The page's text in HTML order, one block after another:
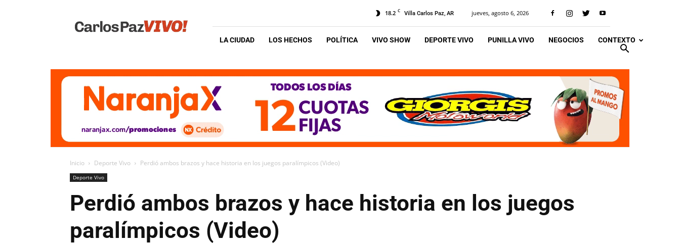
Vivo
18.2 C Villa Carlos Paz, AR jueves, agosto 6, 2026
LA CIUDAD LOS HECHOS POLÍTICA VIVO SHOW DEPORTE VIVO PUNILLA VIVO NEGOCIOS CONTEXTO
Inicio Deporte Vivo Perdió ambos brazos y hace historia en los juegos paralímpicos (Video)
Deporte Vivo
Perdió ambos brazos y hace historia en los juegos
paralímpicos (Video)